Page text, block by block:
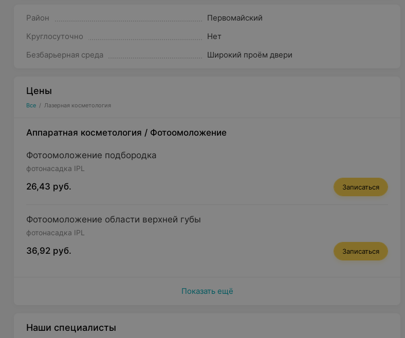
Район
Первомайский
Круглосуточно
Нет
Безбарьерная среда
Широкий проём двери
Цены
Все / Лазерная косметология
Аппаратная косметология / Фотоомоложение
Фотоомоложение подбородка
фотонасадка IPL
26,43 руб. Записаться
Фотоомоложение области верхней губы
фотонасадка IPL
36,92 руб. Записаться
Показать ещё
Наши специалисты